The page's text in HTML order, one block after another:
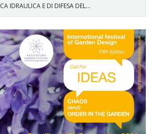
IDRAULICA E DI DIFESA DEL…